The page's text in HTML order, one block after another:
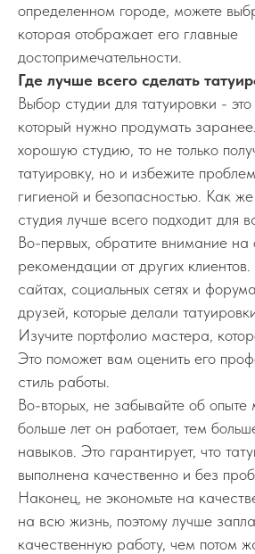
определенном городе, можете
которая отображает его главные
достопримечательности.
Где лучше всего сделать
Выбор студии для татуировки -
который нужно продумать
хорошую студию, то не только
татуировку, но и избежите
гигиеной и безопасностью. Как
студия лучше всего подходит для
Во-первых, обратите внимание на
рекомендации от других
сайтах, социальных сетях и
друзей, которые делали
Изучите портфолио мастера,
Это поможет вам оценить его
стиль работы.
Во-вторых, не забывайте об
больше лет он работает, тем
навыков. Это гарантирует, что
выполнена качественно и без
Наконец, не экономьте на
на всю жизнь, поэтому лучше
качественную работу, чем потом